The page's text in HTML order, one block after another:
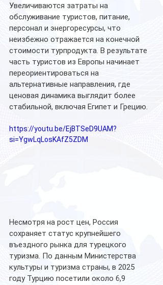
Увеличиваются затраты на
обслуживание туристов, питание,
персонал и энергоресурсы, что
неизбежно отражается на конечной
стоимости турпродукта. В результате
часть туристов из Европы начинает
переориентироваться на
альтернативные направления, где
ценовая динамика выглядит более
стабильной, включая Египет и Грецию.
https://youtu.be/EjBTSeD9UAM?
si=YgwLqLosKAfZ5ZDM
Несмотря на рост цен, Россия
сохраняет статус крупнейшего
въездного рынка для турецкого
туризма. По данным Министерства
культуры и туризма страны, в 2025
году Турцию посетили около 6,9